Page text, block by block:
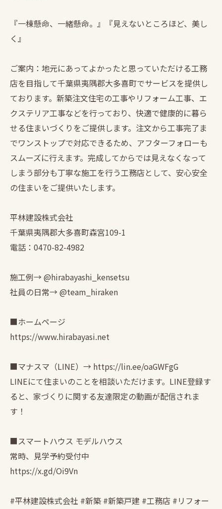
『一棟懸命、一緒懸命。』『見えないところほど、美し
く』
ご案内：地元にあってよかったと思っていただける工務
店を目指して千葉県夷隅郡大多喜町でサービスを提供し
ております。新築注文住宅の工事やリフォーム工事、エ
クステリア工事などを行っており、快適で健康的に暮ら
せる住まいづくりをご提供します。注文から工事完了ま
でワンストップで対応できるため、アフターフォローも
スムーズに行えます。完成してからでは見えなくなって
しまう部分も丁寧な施工を行う工務店として、安心安全
の住まいをご提供いたします。
平林建設株式会社
千葉県夷隅郡大多喜町森宮109-1
電話：0470-82-4982
施工例→ @hirabayashi_kensetsu
社員の日常→ @team_hiraken
■ホームページ
https://www.hirabayasi.net
■マナスマ（LINE）→ https://lin.ee/oaGWFgG
LINEにて住まいのことを相談いただけます。LINE登録す
ると、家づくりに関する友達限定の動画が配信されま
す！
■スマートハウス モデルハウス
常時、見学予約受付中
https://x.gd/Oi9Vn
#平林建設株式会社 #新築 #新築戸建 #工務店 #リフォー